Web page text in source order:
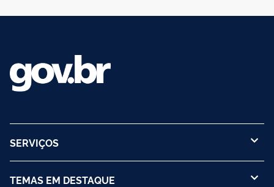
SERVIÇOS
TEMAS EM DESTAQUE